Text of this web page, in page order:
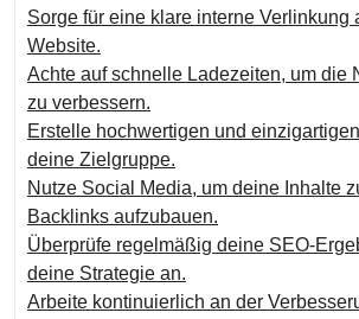
Sorge für eine klare interne Verlinkung
Website.
Achte auf schnelle Ladezeiten, um die
zu verbessern.
Erstelle hochwertigen und
deine Zielgruppe.
Nutze Social Media, um deine Inhalte
Backlinks aufzubauen.
Überprüfe regelmäßig deine SEO-
deine Strategie an.
Arbeite kontinuierlich an der